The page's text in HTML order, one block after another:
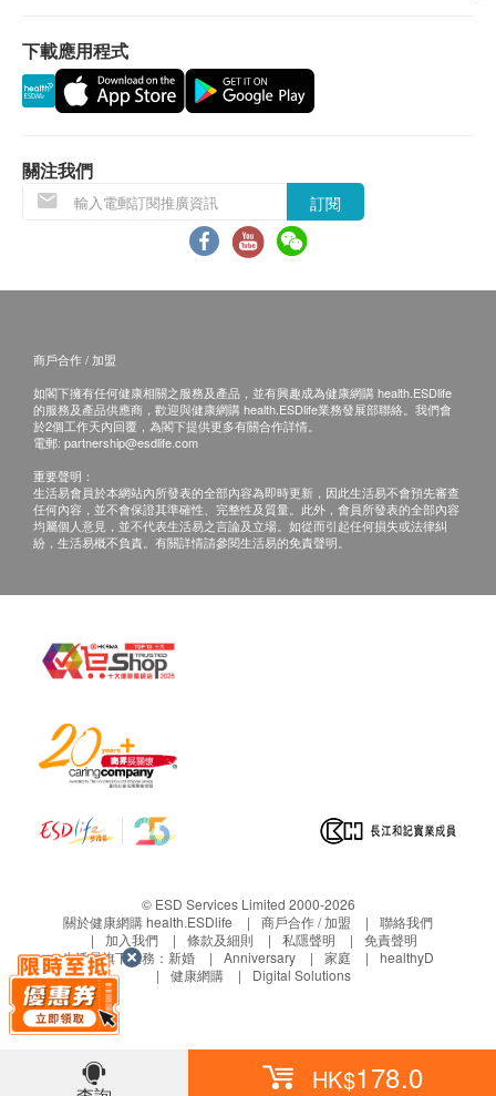
應最少有9個月或以上。
退換條款：
有損毀情況，一經確認簽收，恕不接受退換。
退換產品必須包裝完整，如退換之產品有任何殘缺
或過期退回，供應商有權不受理。
如有其他損壞或遺漏查詢，顧客必須保留有效收據
查詢熱線: 5614 7426
HK$178.0
下載應用程式
關注我們
訂閱
商戶合作 / 加盟
如閣下擁有任何健康相關之服務及產品，並有興趣成為健康網購 health.ESDlife
的服務及產品供應商，歡迎與健康網購 health.ESDlife業務發展部聯絡。我們會
於2個工作天內回覆，為閣下提供更多有關合作詳情。
電郵: partnership@esdlife.com
重要聲明：
生活易會員於本網站內所發表的全部內容為即時更新，因此生活易不會預先審查
任何內容，並不會保證其準確性、完整性及質量。此外，會員所發表的全部內容
均屬個人意見，並不代表生活易之言論及立場。如從而引起任何損失或法律糾
紛，生活易概不負責。有關詳情請參閱生活易的免責聲明。
© ESD Services Limited 2000-2026
關於健康網購 health.ESDlife
商戶合作 / 加盟
聯絡我們
加入我們
條款及細則 私隱聲明
免責聲明
生活易旗下業務： 新婚 Anniversary 家庭
healthyD
健康網購
Digital Solutions